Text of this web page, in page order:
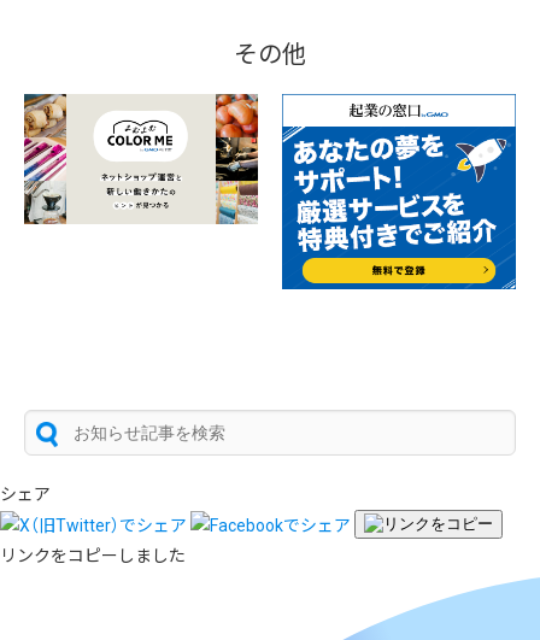
その他
シェア
リンクをコピーしました